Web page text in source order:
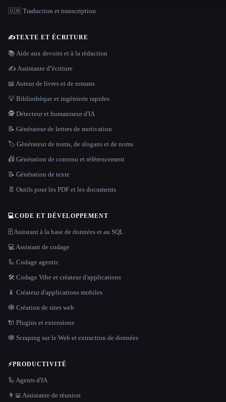
🇺🇳 Traduction et transcription
✍️TEXTE ET ÉCRITURE
📚 Aide aux devoirs et à la rédaction
✍️ Assistante d''écriture
📖 Auteur de livres et de romans
💡 Bibliothèque et ingénierie rapides
🕵️ Détecteur et humaniseur d'IA
📝 Générateur de lettres de motivation
🏷️ Générateur de noms, de slogans et de noms
📠 Génération de contenu et référencement
📝 Génération de texte
📄 Outils pour les PDF et les documents
💻CODE ET DÉVELOPPEMENT
🗄️ Assistant à la base de données et au SQL
💻 Assistant de codage
🦾 Codage agentic
🛠️ Codage Vibe et créateur d'applications
📱 Créateur d'applications mobiles
🕸 Création de sites web
🔌 Plugins et extensions
🕸️ Scraping sur le Web et extraction de données
⚡PRODUCTIVITÉ
🦾 Agents d'IA
👨‍💻 Assistante de réunion